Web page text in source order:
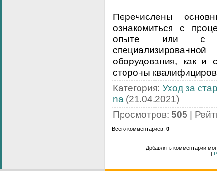
Перечислены
ознакомиться с
опыте или с
оборудования, как и
стороны
Категория: Уход за
na (21.04.2021)
Просмотров: 505 |
Всего комментариев: 0
Добавлять комментарии
[